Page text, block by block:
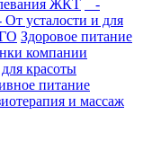
ЖКТ
-
усталости и для
Здоровое питание
компании
красоты
питание
и массаж